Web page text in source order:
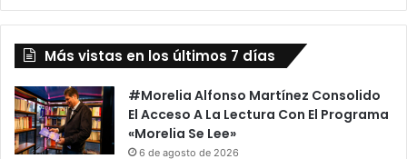
Más vistas en los últimos 7 días
#Morelia Alfonso Martínez Consolido
El Acceso A La Lectura Con El Programa
«Morelia Se Lee»
6 de agosto de 2026